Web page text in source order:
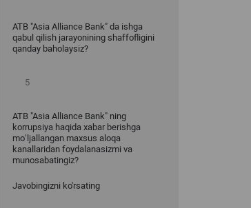
ATB "Asia Alliance Bank" da ishga
qabul qilish jarayonining shaffofligini
qanday baholaysiz?
ATB "Asia Alliance Bank" ning
korrupsiya haqida xabar berishga
mo‘ljallangan maxsus aloqa
kanallaridan foydalanasizmi va
munosabatingiz?
Javobingizni ko'rsating